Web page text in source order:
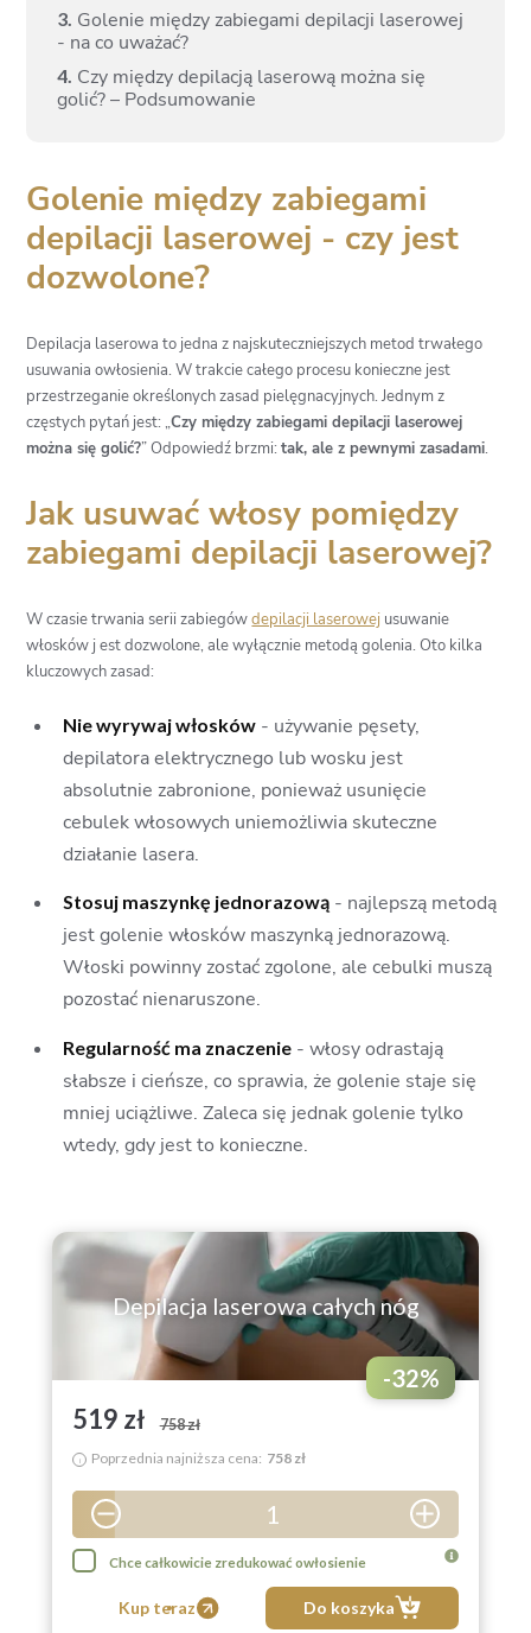
3. Golenie między zabiegami depilacji laserowej
- na co uważać?
4. Czy między depilacją laserową można się
golić? – Podsumowanie
Golenie między zabiegami
depilacji laserowej - czy jest
dozwolone?
Depilacja laserowa to jedna z najskuteczniejszych metod trwałego
usuwania owłosienia. W trakcie całego procesu konieczne jest
przestrzeganie określonych zasad pielęgnacyjnych. Jednym z
częstych pytań jest: „Czy między zabiegami depilacji laserowej
można się golić?” Odpowiedź brzmi:tak, ale z pewnymi zasadami.
Jak usuwać włosy pomiędzy
zabiegami depilacji laserowej?
W czasie trwania serii zabiegówdepilacji laserowej usuwanie
włosków j est dozwolone, ale wyłącznie metodą golenia. Oto kilka
kluczowych zasad:
Nie wyrywaj włosków- używanie pęsety,
depilatora elektrycznego lub wosku jest
absolutnie zabronione, ponieważ usunięcie
cebulek włosowych uniemożliwia skuteczne
działanie lasera.
Stosuj maszynkę jednorazową- najlepszą metodą
jest golenie włosków maszynką jednorazową.
Włoski powinny zostać zgolone, ale cebulki muszą
pozostać nienaruszone.
Regularność ma znaczenie- włosy odrastają
słabsze i cieńsze, co sprawia, że golenie staje się
mniej uciążliwe. Zaleca się jednak golenie tylko
wtedy, gdy jest to konieczne.
Depilacja laserowa całych nóg
519 zł 758 zł
-32%
i Poprzednia najniższa cena: 758 zł
1
2
3
Chce całkowicie zredukować owłosienie
Kup teraz Do koszyka